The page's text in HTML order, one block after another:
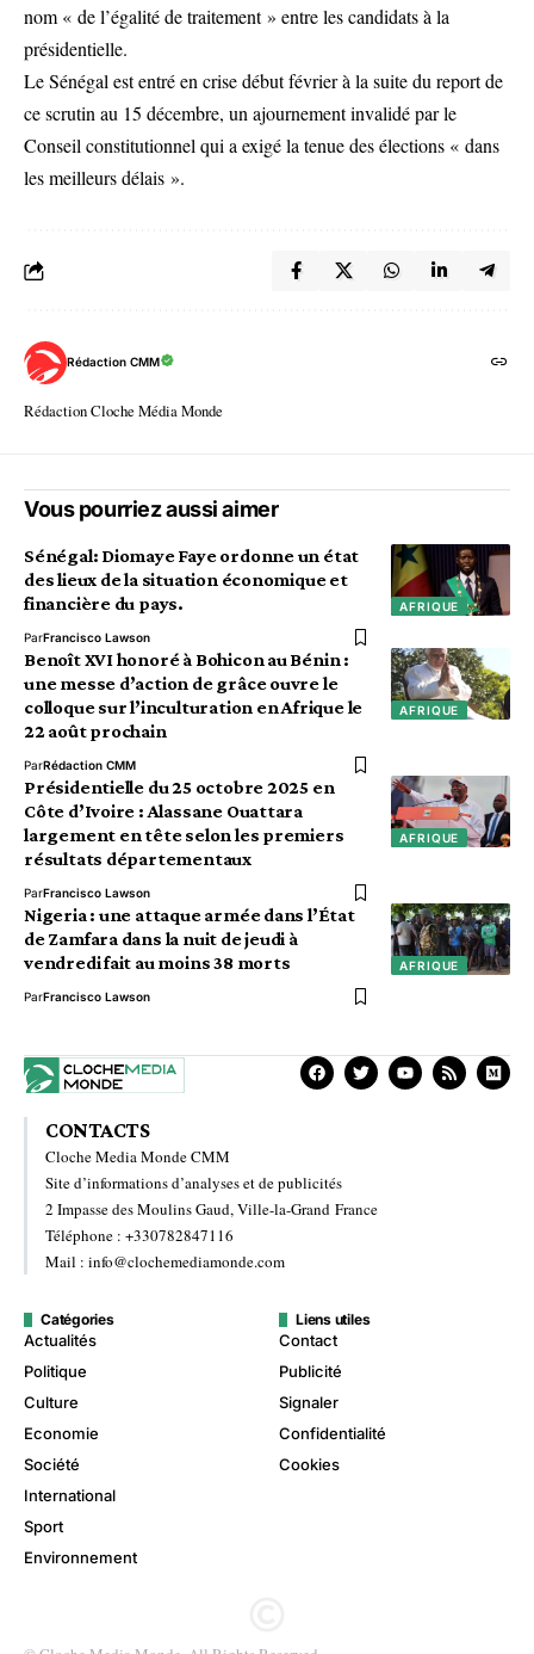
nom « de l’égalité de traitement » entre les candidats à la
présidentielle.
Le Sénégal est entré en crise début février à la suite du report de
ce scrutin au 15 décembre, un ajournement invalidé par le
Conseil constitutionnel qui a exigé la tenue des élections « dans
les meilleurs délais ».
Rédaction CMM
Rédaction Cloche Média Monde
Vous pourriez aussi aimer
AFRIQUE
Sénégal: Diomaye Faye ordonne un état
des lieux de la situation économique et
financière du pays.
ParFrancisco Lawson
AFRIQUE
Benoît XVI honoré à Bohicon au Bénin :
une messe d’action de grâce ouvre le
colloque sur l’inculturation en Afrique le
22 août prochain
ParRédaction CMM
AFRIQUE
Présidentielle du 25 octobre 2025 en
Côte d’Ivoire : Alassane Ouattara
largement en tête selon les premiers
résultats départementaux
ParFrancisco Lawson
AFRIQUE
Nigeria : une attaque armée dans l’État
de Zamfara dans la nuit de jeudi à
vendredi fait au moins 38 morts
ParFrancisco Lawson
CONTACTS
Cloche Media Monde CMM
Site d’informations d’analyses et de publicités
2 Impasse des Moulins Gaud, Ville-la-Grand France
Téléphone : +330782847116
Mail : info@clochemediamonde.com
Catégories
Actualités
Politique
Culture
Economie
Société
International
Sport
Environnement
Liens utiles
Contact
Publicité
Signaler
Confidentialité
Cookies